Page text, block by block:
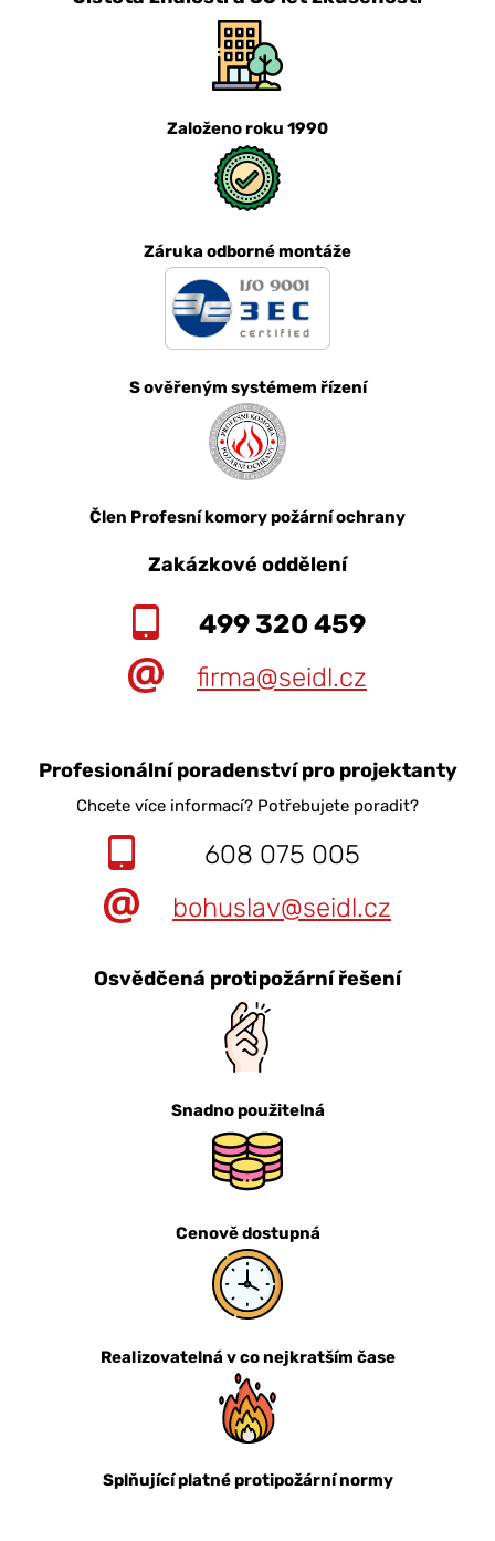
Založeno roku 1990
Záruka odborné montáže
S ověřeným systémem řízení
Člen Profesní komory požární ochrany
Zakázkové oddělení
499 320 459
firma@seidl.cz
Profesionální poradenství pro projektanty
Chcete více informací? Potřebujete poradit?
608 075 005
bohuslav@seidl.cz
Osvědčená protipožární řešení
Snadno použitelná
Cenově dostupná
Realizovatelná v co nejkratším čase
Splňující platné protipožární normy